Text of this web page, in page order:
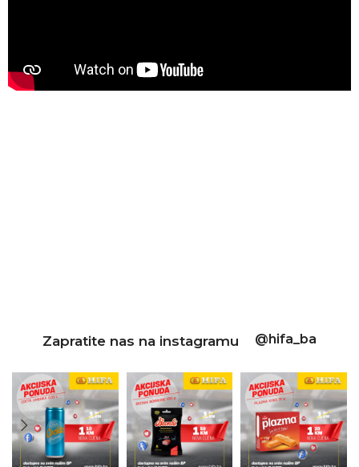
Zapratite nas na instagramu @hifa_ba